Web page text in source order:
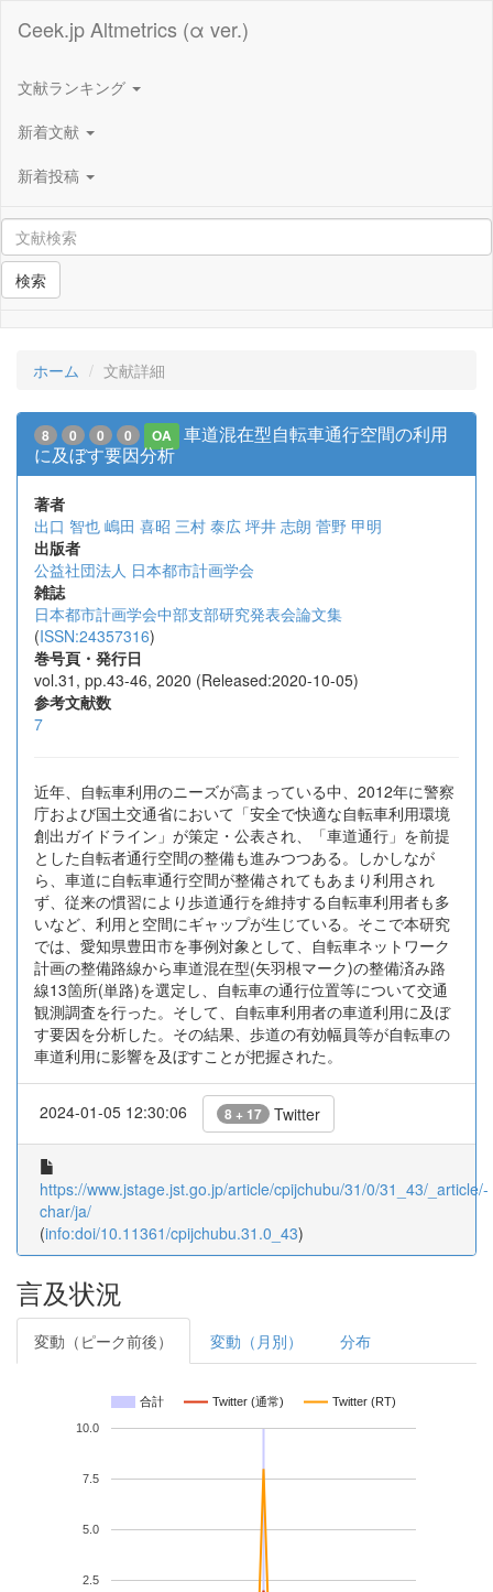
Ceek.jp Altmetrics (α ver.)
文献ランキング
新着文献
新着投稿
検索
ホーム 文献詳細
8 0 0 0 OA
車道混在型自転車通行空間の利用
に及ぼす要因分析
著者
出口 智也 嶋田 喜昭 三村 泰広 坪井 志朗 菅野 甲明
出版者
公益社団法人 日本都市計画学会
雑誌
日本都市計画学会中部支部研究発表会論文集
(ISSN:24357316)
巻号頁・発行日
vol.31, pp.43-46, 2020 (Released:2020-10-05)
参考文献数
7
近年、自転車利用のニーズが高まっている中、2012年に警察
庁および国土交通省において「安全で快適な自転車利用環境
創出ガイドライン」が策定・公表され、「車道通行」を前提
とした自転者通行空間の整備も進みつつある。しかしなが
ら、車道に自転車通行空間が整備されてもあまり利用され
ず、従来の慣習により歩道通行を維持する自転車利用者も多
いなど、利用と空間にギャップが生じている。そこで本研究
では、愛知県豊田市を事例対象として、自転車ネットワーク
計画の整備路線から車道混在型(矢羽根マーク)の整備済み路
線13箇所(単路)を選定し、自転車の通行位置等について交通
観測調査を行った。そして、自転車利用者の車道利用に及ぼ
す要因を分析した。その結果、歩道の有効幅員等が自転車の
車道利用に影響を及ぼすことが把握された。
2024-01-05 12:30:06 8 + 17 Twitter
https://www.jstage.jst.go.jp/article/cpijchubu/31/0/31_43/_article/-
char/ja/
(info:doi/10.11361/cpijchubu.31.0_43)
言及状況
変動（ピーク前後） 変動（月別） 分布
合計 Twitter (通常) Twitter (RT)
2.5
5.0
7.5
10.0